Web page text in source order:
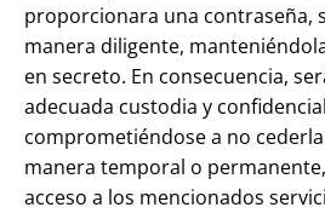
proporcionara una contraseña,
manera diligente,
en secreto. En consecuencia,
adecuada custodia y
comprometiéndose a no
manera temporal o
acceso a los mencionados